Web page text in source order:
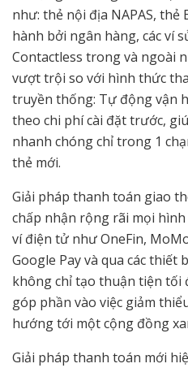
như: thẻ nội địa NAPAS, thẻ
hành bởi ngân hàng, các ví
Contactless trong và ngoài
vượt trội so với hình thức
truyền thống: Tự động vận
theo chi phí cài đặt trước,
nhanh chóng chỉ trong 1
thẻ mới.
Giải pháp thanh toán giao
chấp nhận rộng rãi mọi
ví điện tử như OneFin,
Google Pay và qua các
không chỉ tạo thuận tiện tối
góp phần vào việc giảm
hướng tới một cộng đồng
Giải pháp thanh toán mới